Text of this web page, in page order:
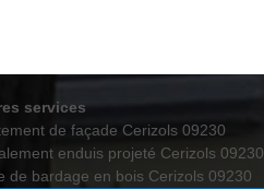
services
de façade Cerizols 09230
enduis projeté Cerizols 09230
de bardage en bois Cerizols 09230